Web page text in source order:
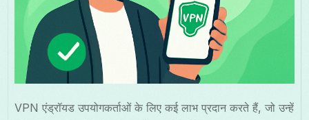
VPN एंड्रॉयड उपयोगकर्ताओं के लिए कई लाभ प्रदान करते हैं, जो उन्हें